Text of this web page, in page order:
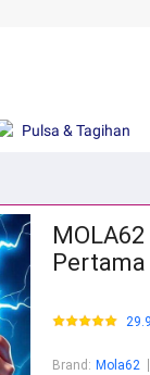
Pulsa & Tagihan
Brand : Mola62